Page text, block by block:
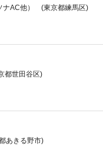
ナAC他） (東京都練馬区)
都世田谷区)
あきる野市)